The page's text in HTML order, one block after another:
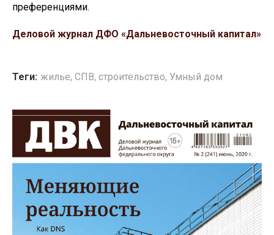
преференциями.
Деловой журнал ДФО «Дальневосточный капитал»
Теги: жилье, СПВ, строительство, Умный дом